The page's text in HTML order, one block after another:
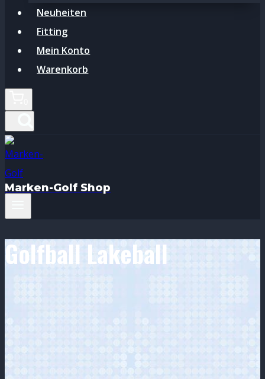
Neuheiten
Fitting
Mein Konto
Warenkorb
Marken-Golf Shop
Golfball Lakeball